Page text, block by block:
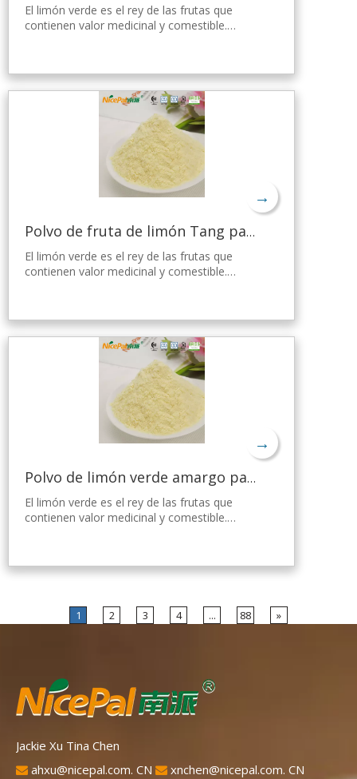
El limón verde es el rey de las frutas que
contienen valor medicinal y comestible.
la tecnología y el procesamiento de secado
que mantiene bien su nutrición y aroma a
limón fresco. Disuelto instantáneamente,
→
Polvo de fruta de limón Tang para gelatina
El limón verde es el rey de las frutas que
contienen valor medicinal y comestible.
la tecnología y el procesamiento de secado
que mantiene bien su nutrición y aroma a
limón fresco. Disuelto instantáneamente,
→
Polvo de limón verde amargo para bajar de peso
El limón verde es el rey de las frutas que
contienen valor medicinal y comestible.
la tecnología y el procesamiento de secado
por aspersión más avanzados del mundo,
limón fresco. Disuelto instantáneamente,
fácil de usar.
1 2 3 4 ... 88 »
Jackie Xu Tina Chen
 ahxu@nicepal.com. CN  xnchen@nicepal.com. CN